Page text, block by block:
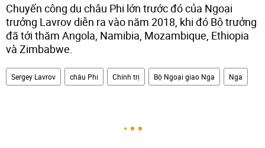
Chuyến công du châu Phi lớn trước đó của Ngoại
trưởng Lavrov diễn ra vào năm 2018, khi đó Bộ trưởng
đã tới thăm Angola, Namibia, Mozambique, Ethiopia
và Zimbabwe.
Sergey Lavrov châu Phi Chính trị Bộ Ngoại giao Nga Nga